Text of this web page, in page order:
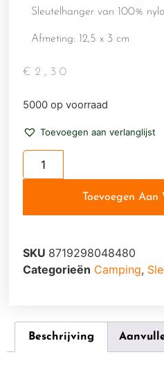
Sleutelhanger van 100%
Afmeting: 12,5 x 3 cm
€ 2,30
5000 op voorraad
Toevoegen aan verlanglijst
Toevoegen
SKU 8719298048480
Categorieën Camping,
Beschrijving